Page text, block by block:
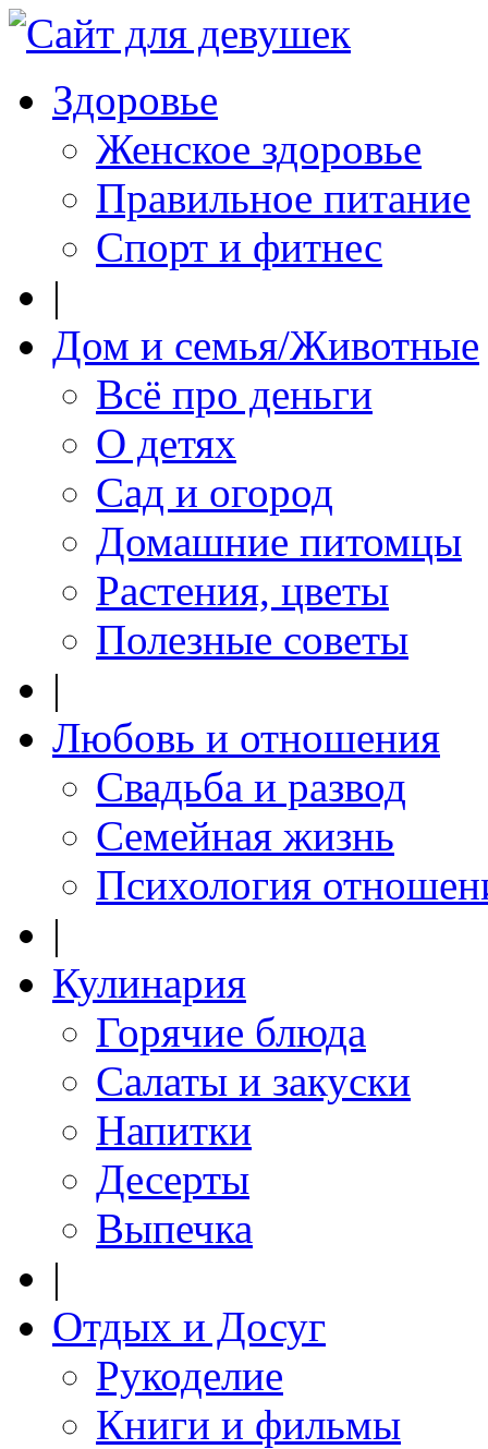
Здоровье
Женское здоровье
Правильное питание
Спорт и фитнес
|
Дом и семья/Животные
Всё про деньги
О детях
Сад и огород
Домашние питомцы
Растения, цветы
Полезные советы
|
Любовь и отношения
Свадьба и развод
Семейная жизнь
Психология
|
Кулинария
Горячие блюда
Салаты и закуски
Напитки
Десерты
Выпечка
|
Отдых и Досуг
Рукоделие
Книги и фильмы